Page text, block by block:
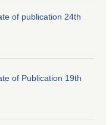
of publication 24th
of Publication 19th